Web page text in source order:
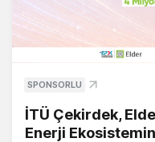
SPONSORLU
İTÜ Çekirdek,
Enerji